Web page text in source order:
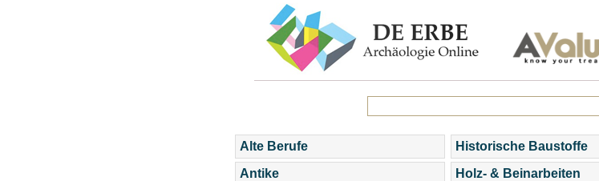
Alte Berufe
Antike
Historische Baustoffe
Holz- & Beinarbeiten